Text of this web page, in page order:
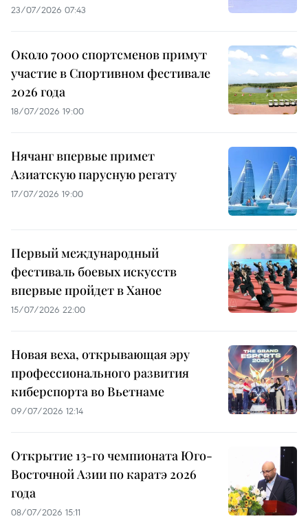
23/07/2026 07:43
Около 7000 спортсменов примут
участие в Спортивном фестивале
2026 года
18/07/2026 19:00
Нячанг впервые примет
Азиатскую парусную регату
17/07/2026 19:00
Первый международный
фестиваль боевых искусств
впервые пройдет в Ханое
15/07/2026 22:00
Новая веха, открывающая эру
профессионального развития
киберспорта во Вьетнаме
09/07/2026 12:14
Открытие 13-го чемпионата Юго-
Восточной Азии по каратэ 2026
года
08/07/2026 15:11